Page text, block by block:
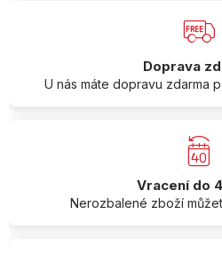
Doprava
U nás máte dopravu zdarma
Vracení do
Nerozbalené zboží